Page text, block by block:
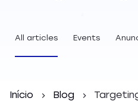
All articles Events
Início Blog